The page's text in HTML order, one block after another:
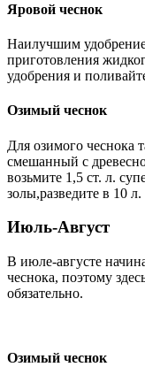
Яровой чеснок
Наилучшим
приготовления
удобрения и
Озимый чеснок
Для озимого чеснока
смешанный с
возьмите 1,5 ст. л.
золы,разведите в 10
Июль-Август
В июле-августе
чеснока, поэтому
обязательно.
Озимый чеснок